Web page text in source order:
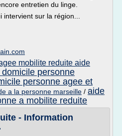
entretien du linge.
sur la région...
mobilite reduite aide
personne
personne agee et
a la personne marseille / aide
a mobilite reduite
- Information